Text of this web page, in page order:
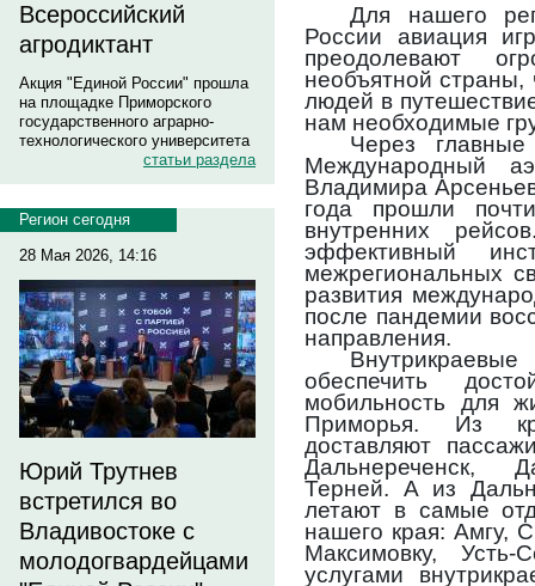
Всероссийский
агродиктант
Акция "Единой России" прошла
на площадке Приморского
государственного аграрно-
технологического университета
статьи раздела
Регион сегодня
28 Мая 2026, 14:16
Юрий Трутнев
встретился во
Владивостоке с
молодогвардейцами
Для нашего
России авиация
преодолевают
необъятной
людей в
нам необходимые
Через
Международный
Владимира
года прошли
внутренних
эффективный
межрегиональных
развития
после пандемии
направления.
обеспечить
мобильность для
Приморья. Из
доставляют
Дальнереченск,
Терней. А из
летают в самые
нашего края: Амгу,
Максимовку,
услугами